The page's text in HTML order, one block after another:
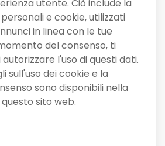
utente. Ciò include la
e cookie, utilizzati
in linea con le tue
del consenso, ti
l'uso di questi dati.
sull'uso dei cookie e la
sono disponibili nella
sito web.